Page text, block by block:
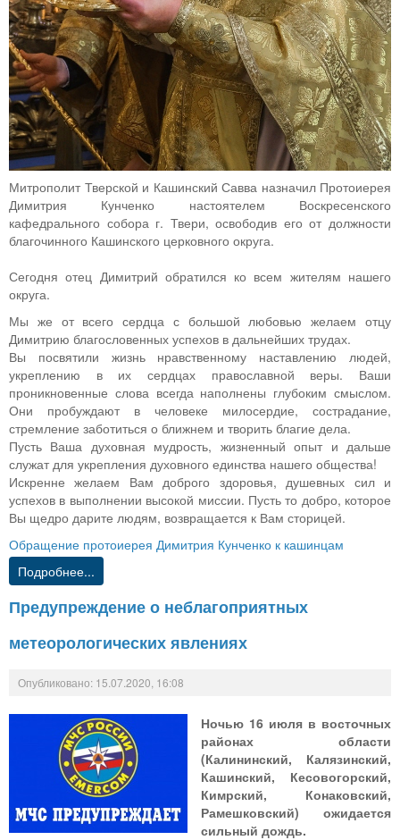
Митрополит Тверской и Кашинский Савва назначил Протоиерея
Димитрия Кунченко настоятелем Воскресенского
кафедрального собора г. Твери, освободив его от должности
благочинного Кашинского церковного округа.
Сегодня отец Димитрий обратился ко всем жителям нашего
округа.
Мы же от всего сердца с большой любовью желаем отцу
Димитрию благословенных успехов в дальнейших трудах.
Вы посвятили жизнь нравственному наставлению людей,
укреплению в их сердцах православной веры. Ваши
проникновенные слова всегда наполнены глубоким смыслом.
Они пробуждают в человеке милосердие, сострадание,
стремление заботиться о ближнем и творить благие дела.
Пусть Ваша духовная мудрость, жизненный опыт и дальше
служат для укрепления духовного единства нашего общества!
Искренне желаем Вам доброго здоровья, душевных сил и
успехов в выполнении высокой миссии. Пусть то добро, которое
Вы щедро дарите людям, возвращается к Вам сторицей.
Обращение протоиерея Димитрия Кунченко к кашинцам
Подробнее...
Предупреждение о неблагоприятных
метеорологических явлениях
Опубликовано: 15.07.2020, 16:08
Ночью 16 июля в восточных
районах области
(Калининский, Калязинский,
Кашинский, Кесовогорский,
Кимрский, Конаковский,
Рамешковский) ожидается
сильный дождь.